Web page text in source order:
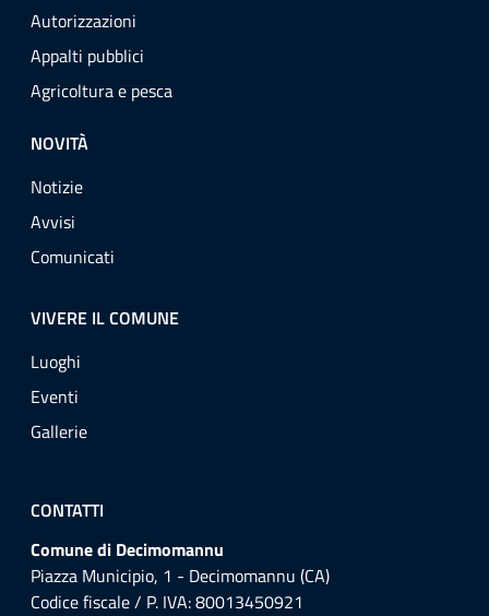
Autorizzazioni
Appalti pubblici
Agricoltura e pesca
NOVITÀ
Notizie
Avvisi
Comunicati
VIVERE IL COMUNE
Luoghi
Eventi
Gallerie
CONTATTI
Comune di Decimomannu
Piazza Municipio, 1 - Decimomannu (CA)
Codice fiscale / P. IVA: 80013450921